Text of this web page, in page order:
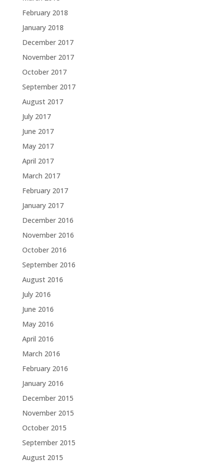
February 2018
January 2018
December 2017
November 2017
October 2017
September 2017
August 2017
July 2017
June 2017
May 2017
April 2017
March 2017
February 2017
January 2017
December 2016
November 2016
October 2016
September 2016
August 2016
July 2016
June 2016
May 2016
April 2016
March 2016
February 2016
January 2016
December 2015
November 2015
October 2015
September 2015
August 2015